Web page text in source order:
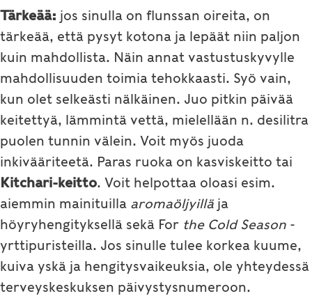
Tärkeää: jos sinulla on flunssan oireita, on
tärkeää, että pysyt kotona ja lepäät niin paljon
kuin mahdollista. Näin annat vastustuskyvylle
mahdollisuuden toimia tehokkaasti. Syö vain,
kun olet selkeästi nälkäinen. Juo pitkin päivää
keitettyä, lämmintä vettä, mielellään n. desilitra
puolen tunnin välein. Voit myös juoda
inkivääriteetä. Paras ruoka on kasviskeitto tai
Kitchari-keitto. Voit helpottaa oloasi esim.
aiemmin mainituilla aromaöljyillä ja
höyryhengityksellä sekä For the Cold Season -
yrttipuristeilla. Jos sinulle tulee korkea kuume,
kuiva yskä ja hengitysvaikeuksia, ole yhteydessä
terveyskeskuksen päivystysnumeroon.